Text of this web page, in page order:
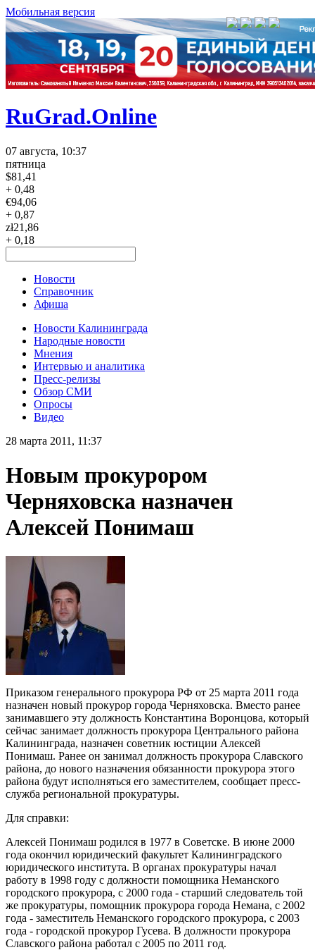
Мобильная версия
RuGrad.Online
07 августа, 10:37
пятница
$81,41
+ 0,48
€94,06
+ 0,87
zł21,86
+ 0,18
Новости
Справочник
Афиша
Новости Калининграда
Народные новости
Мнения
Интервью и аналитика
Пресс-релизы
Обзор СМИ
Опросы
Видео
28 марта 2011, 11:37
Новым прокурором
Черняховска назначен
Алексей Понимаш
Приказом генерального прокурора РФ от 25 марта 2011 года
назначен новый прокурор города Черняховска. Вместо ранее
занимавшего эту должность Константина Воронцова, который
сейчас занимает должность прокурора Центрального района
Калининграда, назначен советник юстиции Алексей
Понимаш. Ранее он занимал должность прокурора Славского
района, до нового назначения обязанности прокурора этого
района будут исполняться его заместителем, сообщает пресс-
служба региональной прокуратуры.
Для справки:
Алексей Понимаш родился в 1977 в Советске. В июне 2000
года окончил юридический факультет Калининградского
юридического института. В органах прокуратуры начал
работу в 1998 году с должности помощника Неманского
городского прокурора, с 2000 года - старший следователь той
же прокуратуры, помощник прокурора города Немана, с 2002
года - заместитель Неманского городского прокурора, с 2003
года - городской прокурор Гусева. В должности прокурора
Славского района работал с 2005 по 2011 год.